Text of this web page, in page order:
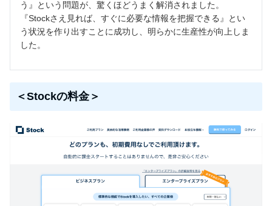
う』という問題が、驚くほどうまく解消されました。
『Stockさえ見れば、すぐに必要な情報を把握できる』とい
う状況を作り出すことに成功し、明らかに生産性が向上しま
した。
＜Stockの料金＞